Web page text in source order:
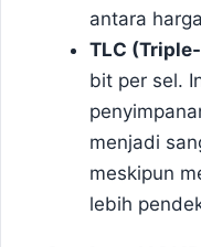
antara
TLC
bit per sel.
menjadi
meskipun
lebih